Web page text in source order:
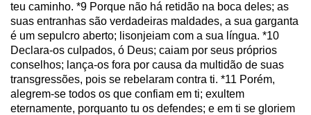
teu caminho. *9 Porque não há retidão na boca deles; as
suas entranhas são verdadeiras maldades, a sua garganta
é um sepulcro aberto; lisonjeiam com a sua língua. *10
Declara-os culpados, ó Deus; caiam por seus próprios
conselhos; lança-os fora por causa da multidão de suas
transgressões, pois se rebelaram contra ti. *11 Porém,
alegrem-se todos os que confiam em ti; exultem
eternamente, porquanto tu os defendes; e em ti se gloriem